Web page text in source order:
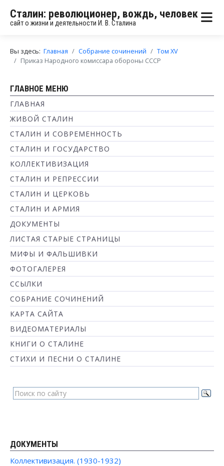
Сталин: революционер, вождь, человек
сайт о жизни и деятельности И. В. Сталина
Вы здесь: Главная Собрание сочинений
Том XV
Приказ Народного комиссара обороны СССР
ГЛАВНОЕ МЕНЮ
ГЛАВНАЯ
ЖИВОЙ СТАЛИН
СТАЛИН И СОВРЕМЕННОСТЬ
СТАЛИН И ГОСУДАРСТВО
КОЛЛЕКТИВИЗАЦИЯ
СТАЛИН И РЕПРЕССИИ
СТАЛИН И ЦЕРКОВЬ
СТАЛИН И АРМИЯ
ДОКУМЕНТЫ
ЛИСТАЯ СТАРЫЕ СТРАНИЦЫ
МИФЫ И ФАЛЬШИВКИ
ФОТОГАЛЕРЕЯ
ССЫЛКИ
СОБРАНИЕ СОЧИНЕНИЙ
КАРТА САЙТА
ВИДЕОМАТЕРИАЛЫ
КНИГИ О СТАЛИНЕ
СТИХИ И ПЕСНИ О СТАЛИНЕ
ДОКУМЕНТЫ
Коллективизация. (1930-1932)